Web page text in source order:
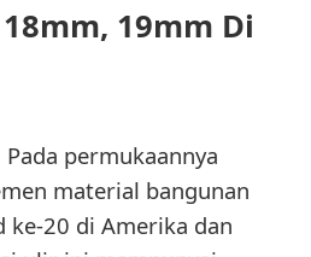
19mm Di
permukaannya
material bangunan
20 di Amerika dan